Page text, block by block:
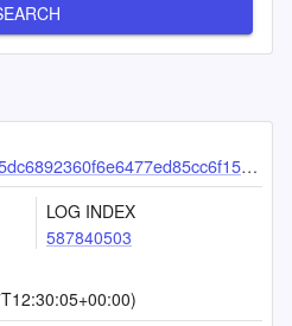
LOG INDEX
587840503